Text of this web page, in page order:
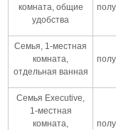
комната, общие
удобства
Семья, 1-местная
комната,
отдельная ванная
Семья Executive,
1-местная
комната,